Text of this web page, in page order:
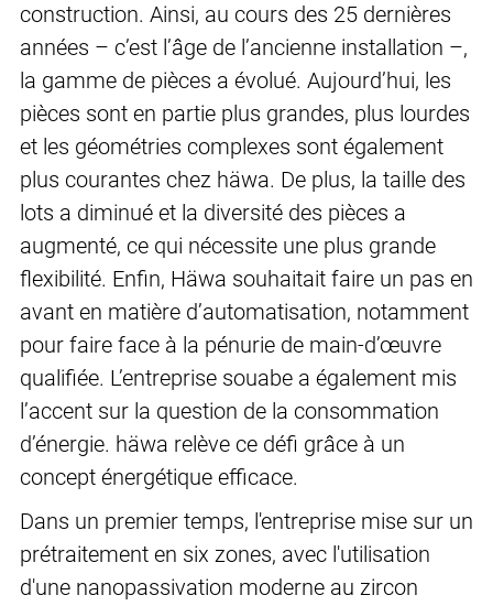
construction. Ainsi, au cours des 25 dernières
années – c’est l’âge de l’ancienne installation –,
la gamme de pièces a évolué. Aujourd’hui, les
pièces sont en partie plus grandes, plus lourdes
et les géométries complexes sont également
plus courantes chez häwa. De plus, la taille des
lots a diminué et la diversité des pièces a
augmenté, ce qui nécessite une plus grande
flexibilité. Enfin, Häwa souhaitait faire un pas en
avant en matière d’automatisation, notamment
pour faire face à la pénurie de main-d’œuvre
qualifiée. L’entreprise souabe a également mis
l’accent sur la question de la consommation
d’énergie. häwa relève ce défi grâce à un
concept énergétique efficace.
Dans un premier temps, l'entreprise mise sur un
prétraitement en six zones, avec l'utilisation
d'une nanopassivation moderne au zircon